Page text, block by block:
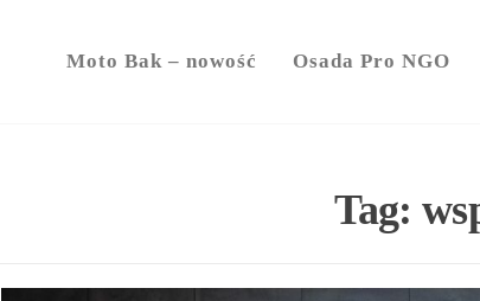
Moto Bak – nowość Osada Pro NGO
Tag: